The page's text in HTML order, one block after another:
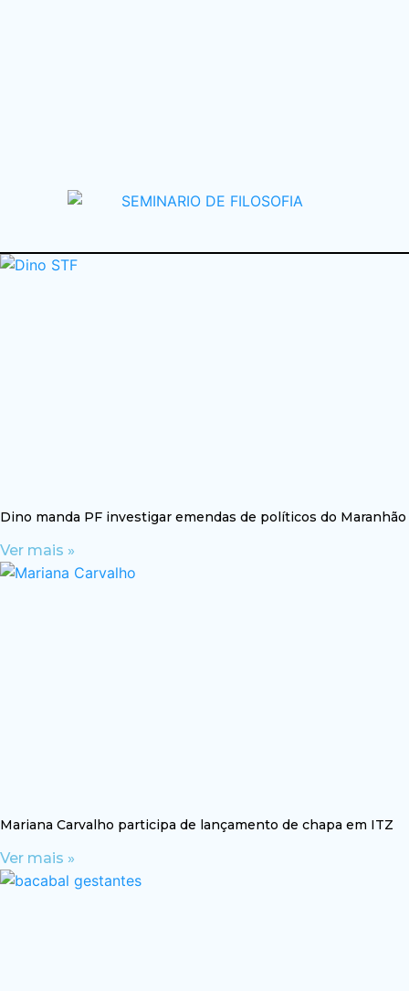
Dino manda PF investigar emendas de políticos do Maranhão
Ver mais »
Mariana Carvalho participa de lançamento de chapa em ITZ
Ver mais »